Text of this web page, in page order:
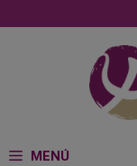
al
MENÚ